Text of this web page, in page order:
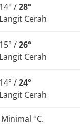
14° /28°
Langit Cerah
15° /26°
Langit Cerah
14° /24°
Langit Cerah
°C.